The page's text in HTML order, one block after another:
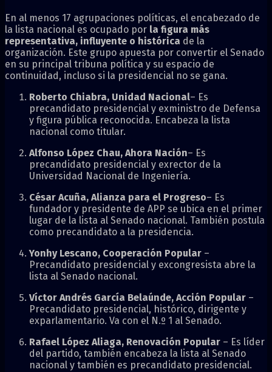
En al menos 17 agrupaciones políticas, el encabezado de
la lista nacional es ocupado por la figura más
representativa, influyente o histórica de la
organización. Este grupo apuesta por convertir el Senado
en su principal tribuna política y su espacio de
continuidad, incluso si la presidencial no se gana.
Roberto Chiabra, Unidad Nacional– Es
precandidato presidencial y exministro de Defensa
y figura pública reconocida. Encabeza la lista
nacional como titular.
Alfonso López Chau, Ahora Nación– Es
precandidato presidencial y exrector de la
Universidad Nacional de Ingeniería.
César Acuña, Alianza para el Progreso– Es
fundador y presidente de APP se ubica en el primer
lugar de la lista al Senado nacional. También postula
como precandidato a la presidencia.
Yonhy Lescano, Cooperación Popular –
Precandidato presidencial y excongresista abre la
lista al Senado nacional.
Víctor Andrés García Belaúnde, Acción Popular –
Precandidato presidencial, histórico, dirigente y
exparlamentario. Va con el N.º 1 al Senado.
Rafael López Aliaga, Renovación Popular – Es líder
del partido, también encabeza la lista al Senado
nacional y también es precandidato presidencial.